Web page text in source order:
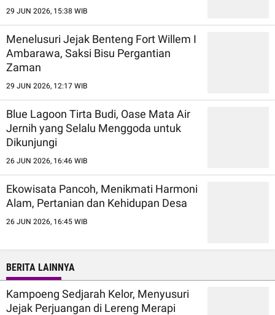
29 JUN 2026, 15:38 WIB
Menelusuri Jejak Benteng Fort Willem I
Ambarawa, Saksi Bisu Pergantian
Zaman
29 JUN 2026, 12:17 WIB
Blue Lagoon Tirta Budi, Oase Mata Air
Jernih yang Selalu Menggoda untuk
Dikunjungi
26 JUN 2026, 16:46 WIB
Ekowisata Pancoh, Menikmati Harmoni
Alam, Pertanian dan Kehidupan Desa
26 JUN 2026, 16:45 WIB
BERITA LAINNYA
Kampoeng Sedjarah Kelor, Menyusuri
Jejak Perjuangan di Lereng Merapi